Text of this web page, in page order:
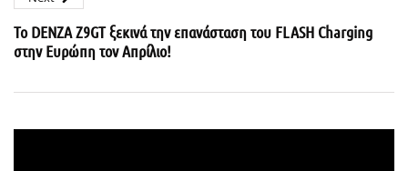
Το DENZA Z9GT ξεκινά την επανάσταση του FLASH Charging
στην Ευρώπη τον Απρίλιο!